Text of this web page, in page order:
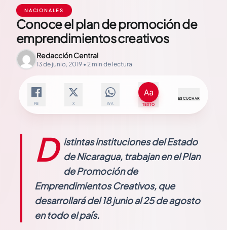
NACIONALES
Conoce el plan de promoción de
emprendimientos creativos
Redacción Central
13 de junio, 2019 • 2 min de lectura
FB X WA TEXTO
ESCUCHAR
D istintas instituciones del Estado
de Nicaragua, trabajan en el Plan
de Promoción de
Emprendimientos Creativos, que
desarrollará del 18 junio al 25 de agosto
en todo el país.